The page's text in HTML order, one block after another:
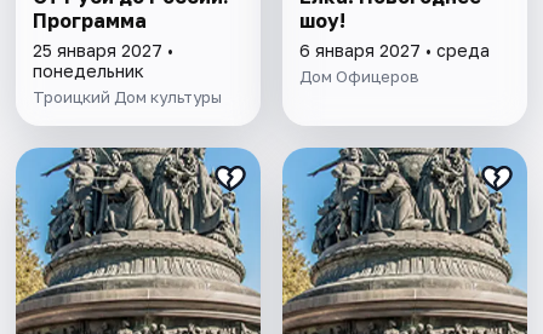
Программа
25 января 2027 •
понедельник
Троицкий Дом культуры
шоу!
6 января 2027 • среда
Дом Офицеров